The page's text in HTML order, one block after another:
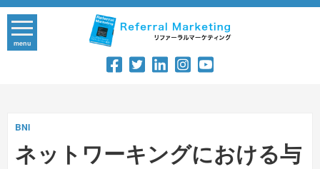
Skip
content
menu
BNI
ネットワーキングにおける与